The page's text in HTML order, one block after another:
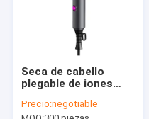
Seca de cabello
plegable de iones
OEM ODM pequeño
Precio:negotiable